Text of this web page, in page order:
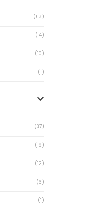
(63)
(14)
(10)
(1)
(37)
(19)
(12)
(6)
(1)